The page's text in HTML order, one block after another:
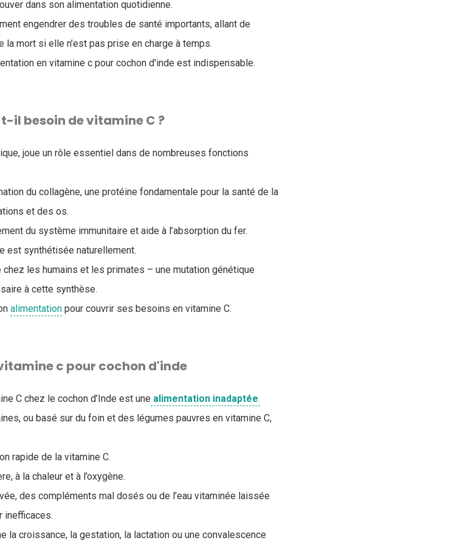
dans son alimentation quotidienne.
engendrer des troubles de santé importants, allant de
mort si elle n’est pas prise en charge à temps.
en vitamine c pour cochon d'inde est indispensable.
il besoin de vitamine C ?
joue un rôle essentiel dans de nombreuses fonctions
du collagène, une protéine fondamentale pour la santé de la
et des os.
du système immunitaire et aide à l’absorption du fer.
est synthétisée naturellement.
les humains et les primates – une mutation génétique
à cette synthèse.
alimentation pour couvrir ses besoins en vitamine C.
c pour cochon d'inde
C chez le cochon d’Inde est une alimentation inadaptée.
ou basé sur du foin et des légumes pauvres en vitamine C,
rapide de la vitamine C.
à la chaleur et à l’oxygène.
des compléments mal dosés ou de l’eau vitaminée laissée
inefficaces.
la croissance, la gestation, la lactation ou une convalescence